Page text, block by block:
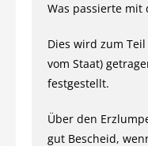
Was passierte mit
Dies wird zum
vom Staat)
festgestellt.
Über den
gut Bescheid,